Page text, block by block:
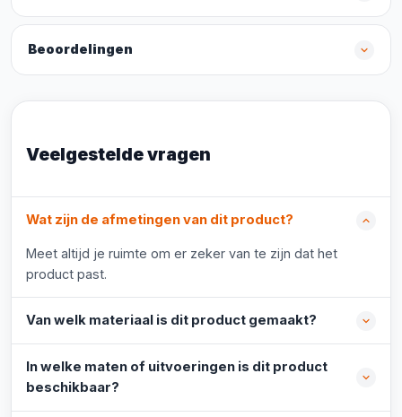
Beoordelingen
Veelgestelde vragen
Wat zijn de afmetingen van dit product?
Meet altijd je ruimte om er zeker van te zijn dat het
product past.
Van welk materiaal is dit product gemaakt?
In welke maten of uitvoeringen is dit product
beschikbaar?